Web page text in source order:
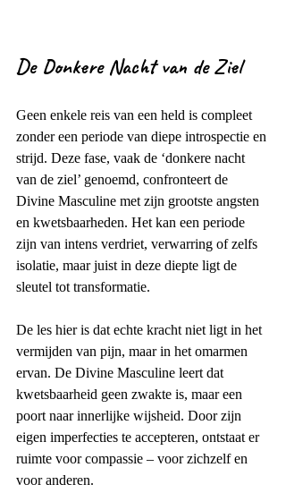
De Donkere Nacht van de Ziel
Geen enkele reis van een held is compleet
zonder een periode van diepe introspectie en
strijd. Deze fase, vaak de ‘donkere nacht
van de ziel’ genoemd, confronteert de
Divine Masculine met zijn grootste angsten
en kwetsbaarheden. Het kan een periode
zijn van intens verdriet, verwarring of zelfs
isolatie, maar juist in deze diepte ligt de
sleutel tot transformatie.
De les hier is dat echte kracht niet ligt in het
vermijden van pijn, maar in het omarmen
ervan. De Divine Masculine leert dat
kwetsbaarheid geen zwakte is, maar een
poort naar innerlijke wijsheid. Door zijn
eigen imperfecties te accepteren, ontstaat er
ruimte voor compassie – voor zichzelf en
voor anderen.